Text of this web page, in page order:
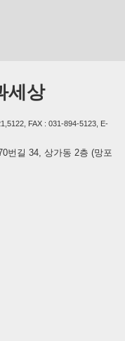
세상
FAX : 031-894-5123, E-
번길 34, 상가동 2층 (망포